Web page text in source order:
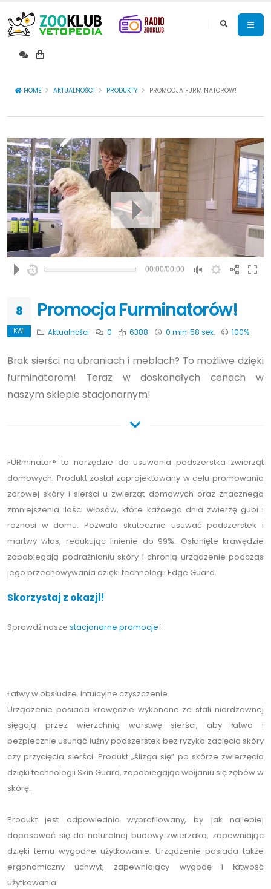
HOME AKTUALNOŚCI PRODUKTY PROMOCJA FURMINATORÓW!
00:00/00:00
8
KWI
Promocja Furminatorów!
Aktualności 0 6388 0 min. 58 sek. 100%
Brak sierści na ubraniach i meblach? To możliwe dzięki
furminatorom! Teraz w doskonałych cenach w
naszym sklepie stacjonarnym!
FURminator® to narzędzie do usuwania podszerstka zwierząt
domowych. Produkt został zaprojektowany w celu promowania
zdrowej skóry i sierści u zwierząt domowych oraz znacznego
zmniejszenia ilości włosów, które każdego dnia zwierzę gubi i
roznosi w domu. Pozwala skutecznie usuwać podszerstek i
martwy włos, redukując linienie do 99%. Osłonięte krawędzie
zapobiegają podrażnianiu skóry i chronią urządzenie podczas
jego przechowywania dzięki technologii Edge Guard.
Skorzystaj z okazji!
Sprawdź nasze stacjonarne promocje!
Łatwy w obsłudze. Intuicyjne czyszczenie.
Urządzenie posiada krawędzie wykonane ze stali nierdzewnej
sięgają przez wierzchnią warstwę sierści, aby łatwo i
bezpiecznie usunąć luźny podszerstek bez ryzyka zacięcia skóry
czy przycięcia sierści. Produkt „ślizga się” po skórze zwierzęcia
dzięki technologii Skin Guard, zapobiegając wbijaniu się zębów w
skórę.
Produkt jest odpowiednio wyprofilowany, by jak najlepiej
dopasować się do naturalnej budowy zwierzaka, zapewniając
dzięki temu wygodne użytkowanie. Urządzenie posiada także
ergonomiczny uchwyt, zapewniający wygodę i łatwość
użytkowania.